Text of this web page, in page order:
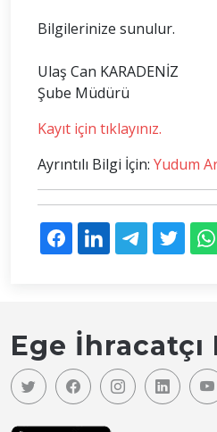
Bilgilerinize sunulur.
Ulaş Can KARADENİZ
Şube Müdürü
Kayıt için tıklayınız.
Ayrıntılı Bilgi İçin: Yudum
Ege